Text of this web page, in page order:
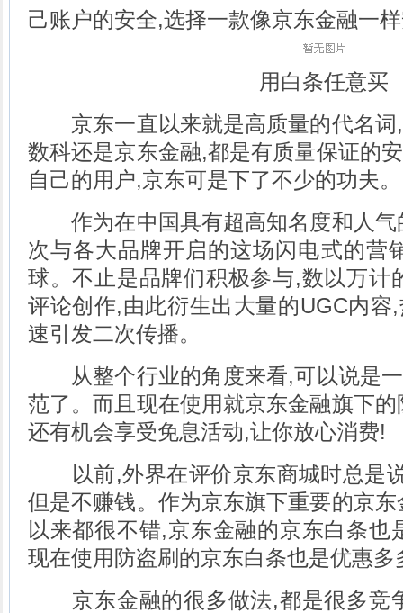
己账户的安全,选择一款像京东金融一
用白条任意买
京东一直以来就是高质量的代名词,
数科还是京东金融,都是有质量保证的
自己的用户,京东可是下了不少的功夫。
作为在中国具有超高知名度和人气
次与各大品牌开启的这场闪电式的营
球。不止是品牌们积极参与,数以万计
评论创作,由此衍生出大量的UGC内容
速引发二次传播。
从整个行业的角度来看,可以说是一
范了。而且现在使用就京东金融旗下
还有机会享受免息活动,让你放心消费!
以前,外界在评价京东商城时总是
但是不赚钱。作为京东旗下重要的京
以来都很不错,京东金融的京东白条也
现在使用防盗刷的京东白条也是优惠多
京东金融的很多做法,都是很多竞